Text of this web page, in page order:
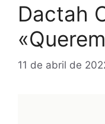
Dactah
11 de abril de